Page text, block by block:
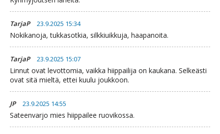
TarjaP 23.9.2025 15:34
Nokikanoja, tukkasotkia, silkkiuikkuja, haapanoita.
TarjaP 23.9.2025 15:07
Linnut ovat levottomia, vaikka hiippailija on kaukana. Selkeästi
ovat sitä mieltä, ettei kuulu joukkoon.
JP 23.9.2025 14:55
Sateenvarjo mies hiippailee ruovikossa.